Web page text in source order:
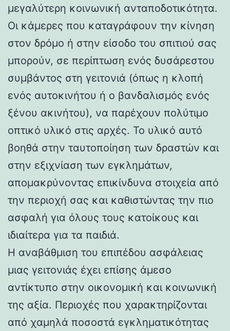
μεγαλύτερη κοινωνική ανταποδοτικότητα.
Οι κάμερες που καταγράφουν την κίνηση
στον δρόμο ή στην είσοδο του σπιτιού σας
μπορούν, σε περίπτωση ενός δυσάρεστου
συμβάντος στη γειτονιά (όπως η κλοπή
ενός αυτοκινήτου ή ο βανδαλισμός ενός
ξένου ακινήτου), να παρέχουν πολύτιμο
οπτικό υλικό στις αρχές. Το υλικό αυτό
βοηθά στην ταυτοποίηση των δραστών και
στην εξιχνίαση των εγκλημάτων,
απομακρύνοντας επικίνδυνα στοιχεία από
την περιοχή σας και καθιστώντας την πιο
ασφαλή για όλους τους κατοίκους και
ιδιαίτερα για τα παιδιά.
Η αναβάθμιση του επιπέδου ασφάλειας
μιας γειτονιάς έχει επίσης άμεσο
αντίκτυπο στην οικονομική και κοινωνική
της αξία. Περιοχές που χαρακτηρίζονται
από χαμηλά ποσοστά εγκληματικότητας